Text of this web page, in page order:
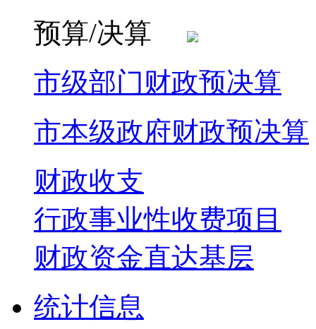
预算/决算
市级部门财政预决算
市本级政府财政预决算
财政收支
行政事业性收费项目
财政资金直达基层
统计信息